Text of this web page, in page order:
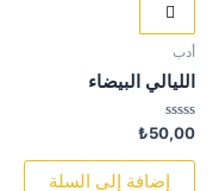
أدب
الليالي البيضاء
تم
التقييم
0
₺50,00
إضافة إلى السلة